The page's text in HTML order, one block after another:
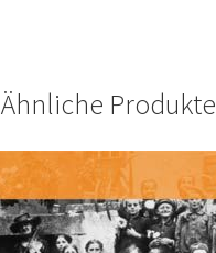
Ähnliche Produkte